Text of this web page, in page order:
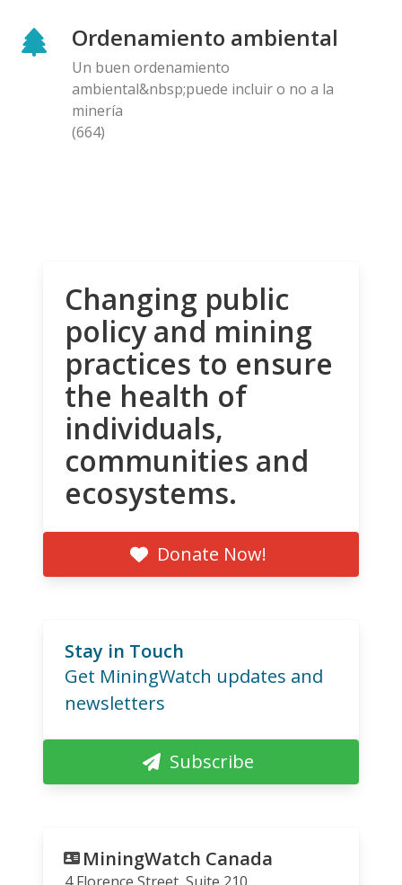
Ordenamiento ambiental
Un buen ordenamiento
ambiental&nbsp;puede incluir o no a la
minería
(664)
Changing public
policy and mining
practices to ensure
the health of
individuals,
communities and
ecosystems.
Donate Now!
Stay in Touch
Get MiningWatch updates and
newsletters
Subscribe
MiningWatch Canada
4 Florence Street, Suite 210